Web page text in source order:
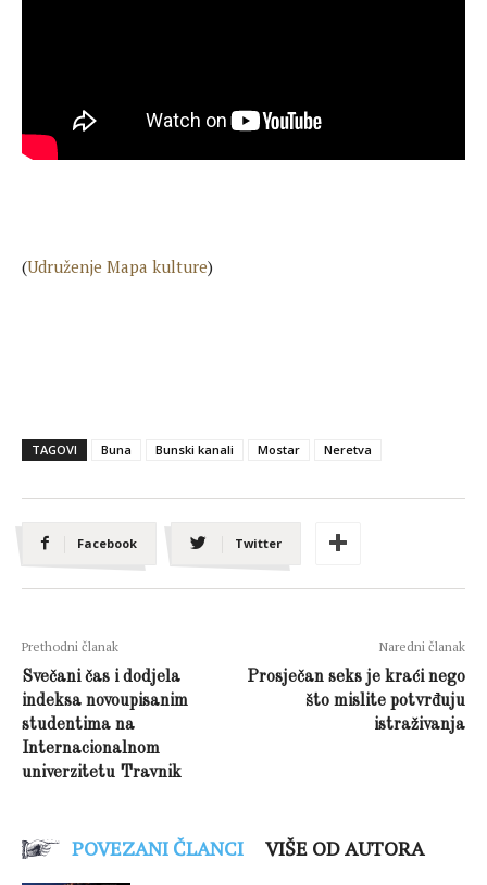
(Udruženje Mapa kulture)
TAGOVI Buna Bunski kanali Mostar Neretva
Facebook Twitter
Prethodni članak
Svečani čas i dodjela
indeksa novoupisanim
studentima na
Internacionalnom
univerzitetu Travnik
Naredni članak
Prosječan seks je kraći nego
što mislite potvrđuju
istraživanja
POVEZANI ČLANCI VIŠE OD AUTORA